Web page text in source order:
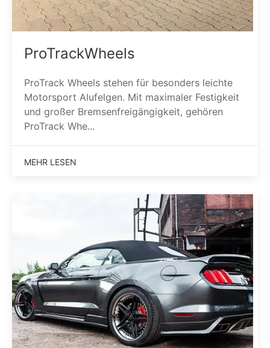
ProTrackWheels
ProTrack Wheels stehen für besonders leichte
Motorsport Alufelgen. Mit maximaler Festigkeit
und großer Bremsenfreigängigkeit, gehören
ProTrack Whe...
MEHR LESEN